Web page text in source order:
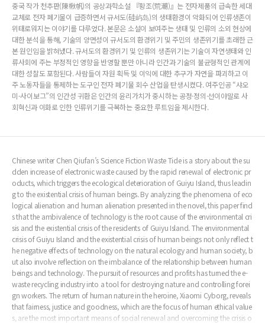
중국 작가 천추판(陳楸帆)의 공상과학소설 『황조(荒潮)』는 전자제품의 급속한 세대
교체로 전자 폐기물이 급증하면서 규서도(硅屿岛)의 생태환경이 악화되어 인류생존이
위태로워지는 이야기를 다루었다. 본문은 소설이 보여주는 생태 및 인류의 소외 현상에
대한 분석을 통해, 기술의 양면성이 규서도의 환경위기 및 주민의 생존위기를 초래한 근
본 원인임을 밝혀냈다. 규서도의 환경위기 및 인류의 생존위기는 기술이 자연생태와 인
류사회에 주는 부정적인 영향을 반영할 뿐만 아니라 인간과 기술의 불균형적인 관계에
대한 성찰도 포함된다. 사람들이 자원 획득 및 이익에 대한 추구가 자연을 파괴하고 이
주 노동자들을 통제하는 도구인 전자 폐기물 회수 산업을 탄생시켰다. 여주인공 “샤오
미-사이보그”의 인간성 귀환은 인간의 윤리가치가 중시하는 공정·정의·선이야말로 사
회혁신과 이화로 인한 인류위기를 극복하는 중요한 루트임을 제시한다.
Chinese writer Chen Qiufan’s Science Fiction Waste Tide is a story about the su
dden increase of electronic waste caused by the rapid renewal of electronic pr
oducts, which triggers the ecological deterioration of Guiyu Island, thus leadin
g to the existential crisis of human beings. By analyzing the phenomena of eco
logical alienation and human alienation presented in the novel, this paper find
s that the ambivalence of technology is the root cause of the environmental cri
sis and the existential crisis of the residents of Guiyu Island. The environmental
crisis of Guiyu Island and the existential crisis of human beings not only reflect t
he negative effects of technology on the natural ecology and human society, b
ut also involve reflection on the imbalance of the relationship between human
beings and technology. The pursuit of resources and profits has turned the e-
waste recycling industry into a tool for destroying nature and controlling forei
gn workers. The return of human nature in the heroine, Xiaomi Cyborg, reveals
that fairness, justice and goodness, which are the focus of human ethical value
s, are the most important means of social renewal and overcoming the crisis o